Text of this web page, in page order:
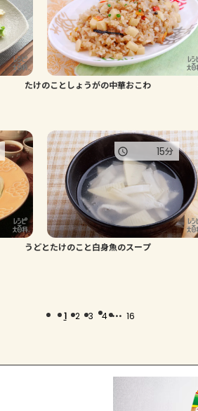
たけのことしょうがの中華おこわ
うどとたけのこと白身魚のスープ
15分
1 2 3 4 ... 16